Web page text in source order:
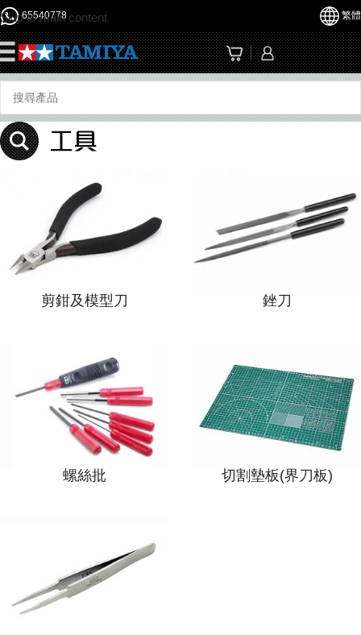
Skip to main content
65540778 繁體
剪鉗及模型刀
螺絲批
銼刀
切割墊板(界刀板)